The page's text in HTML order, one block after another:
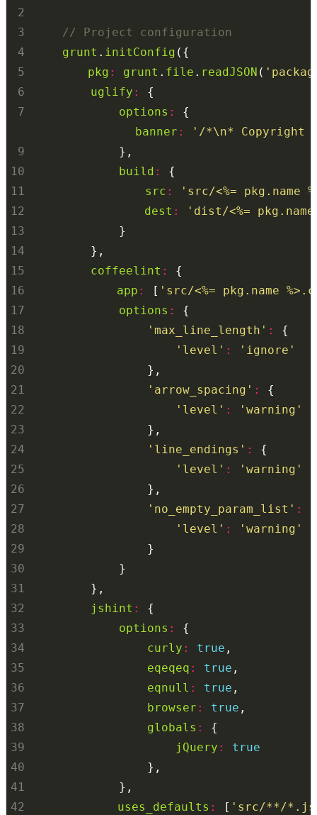
2
3
4
grunt . initConfig
5
pkg : grunt . file . readJSON (
6
uglify :
7
options :
banner :
'/*\n* Copyright
9
10
build :
11
src :
'src/<%= pkg.name
12
dest :
'dist/<%=
13
14
15
coffeelint :
16
app : [ 'src/<%= pkg.name
17
options :
18
'max_line_length' :
19
'level' :
'ignore'
20
21
'arrow_spacing' :
22
'level' :
'warning'
23
24
'line_endings' :
25
'level' :
'warning'
26
27
'no_empty_param_list' :
28
'level' :
'warning'
29
30
31
32
jshint :
33
options :
34
curly : true
35
eqeqeq : true
36
eqnull : true
37
browser : true
38
globals :
39
jQuery :
true
40
41
42
uses_defaults : [ 'src/**/